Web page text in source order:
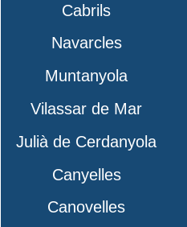
Cabrils
Navarcles
Muntanyola
Vilassar de Mar
Julià de Cerdanyola
Canyelles
Canovelles